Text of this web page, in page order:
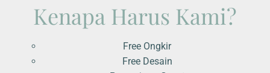
Kenapa Harus Kami?
Free Ongkir
Free Desain